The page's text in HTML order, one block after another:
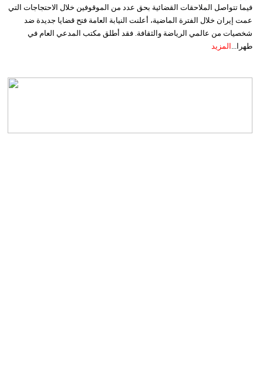
فيما تتواصل الملاحقات القضائية بحق عدد من الموقوفين خلال الاحتجاجات التي
عمت إيران خلال الفترة الماضية، أعلنت النيابة العامة فتح قضايا جديدة ضد
شخصيات من عالمي الرياضة والثقافة. فقد أطلق مكتب المدعي العام في
طهرا... المزيد